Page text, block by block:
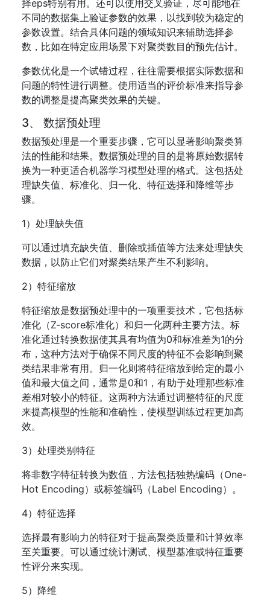
择eps特别有用。还可以使用交叉验证，尽可能地在
不同的数据集上验证参数的效果，以找到较为稳定的
参数设置。结合具体问题的领域知识来辅助选择参
数，比如在特定应用场景下对聚类数目的预先估计。
参数优化是一个试错过程，往往需要根据实际数据和
问题的特性进行调整。使用适当的评价标准来指导参
数的调整是提高聚类效果的关键。
3、 数据预处理
数据预处理是一个重要步骤，它可以显著影响聚类算
法的性能和结果。数据预处理的目的是将原始数据转
换为一种更适合机器学习模型处理的格式。这包括处
理缺失值、标准化、归一化、特征选择和降维等步
骤。
1）处理缺失值
可以通过填充缺失值、删除或插值等方法来处理缺失
数据，以防止它们对聚类结果产生不利影响。
2）特征缩放
特征缩放是数据预处理中的一项重要技术，它包括标
准化（Z-score标准化）和归一化两种主要方法。标
准化通过转换数据使其具有均值为0和标准差为1的分
布，这种方法对于确保不同尺度的特征不会影响到聚
类结果非常有用。归一化则将特征缩放到给定的最小
值和最大值之间，通常是0和1，有助于处理那些标准
差相对较小的特征。这两种方法通过调整特征的尺度
来提高模型的性能和准确性，使模型训练过程更加高
效。
3）处理类别特征
将非数字特征转换为数值，方法包括独热编码（One-
Hot Encoding）或标签编码（Label Encoding）。
4）特征选择
选择最有影响力的特征对于提高聚类质量和计算效率
至关重要。可以通过统计测试、模型基准或特征重要
性评分来实现。
5）降维